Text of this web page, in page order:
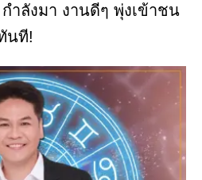
ำลังมา งานดีๆ พุ่งเข้าชน
นที!